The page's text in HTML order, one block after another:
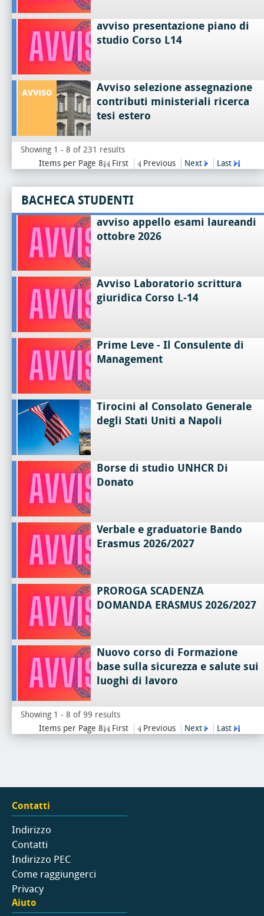
avviso presentazione piano di
studio Corso L14
Avviso selezione assegnazione
contributi ministeriali ricerca
tesi estero
Showing 1 - 8 of 231 results
Items per Page 8
First Previous Next Last
BACHECA STUDENTI
avviso appello esami laureandi
ottobre 2026
Avviso Laboratorio scrittura
giuridica Corso L-14
Prime Leve - Il Consulente di
Management
Tirocini al Consolato Generale
degli Stati Uniti a Napoli
Borse di studio UNHCR Di
Donato
Verbale e graduatorie Bando
Erasmus 2026/2027
PROROGA SCADENZA
DOMANDA ERASMUS 2026/2027
Nuovo corso di Formazione
base sulla sicurezza e salute sui
luoghi di lavoro
Showing 1 - 8 of 99 results
Items per Page 8
First Previous Next Last
Contatti
Indirizzo
Contatti
Indirizzo PEC
Come raggiungerci
Privacy
Aiuto